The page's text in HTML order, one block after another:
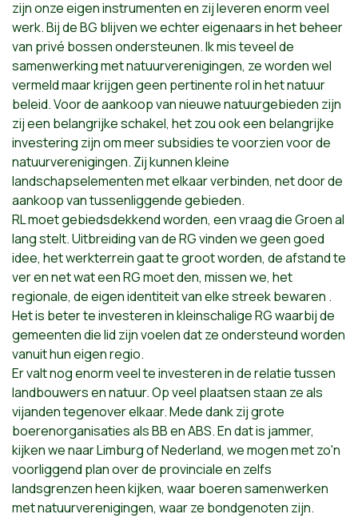
zijn onze eigen instrumenten en zij leveren enorm veel
werk. Bij de BG blijven we echter eigenaars in het beheer
van privé bossen ondersteunen. Ik mis teveel de
samenwerking met natuurverenigingen, ze worden wel
vermeld maar krijgen geen pertinente rol in het natuur
beleid. Voor de aankoop van nieuwe natuurgebieden zijn
zij een belangrijke schakel, het zou ook een belangrijke
investering zijn om meer subsidies te voorzien voor de
natuurverenigingen. Zij kunnen kleine
landschapselementen met elkaar verbinden, net door de
aankoop van tussenliggende gebieden.
RL moet gebiedsdekkend worden, een vraag die Groen al
lang stelt. Uitbreiding van de RG vinden we geen goed
idee, het werkterrein gaat te groot worden, de afstand te
ver en net wat een RG moet den, missen we, het
regionale, de eigen identiteit van elke streek bewaren .
Het is beter te investeren in kleinschalige RG waarbij de
gemeenten die lid zijn voelen dat ze ondersteund worden
vanuit hun eigen regio.
Er valt nog enorm veel te investeren in de relatie tussen
landbouwers en natuur. Op veel plaatsen staan ze als
vijanden tegenover elkaar. Mede dank zij grote
boerenorganisaties als BB en ABS. En dat is jammer,
kijken we naar Limburg of Nederland, we mogen met zo'n
voorliggend plan over de provinciale en zelfs
landsgrenzen heen kijken, waar boeren samenwerken
met natuurverenigingen, waar ze bondgenoten zijn.